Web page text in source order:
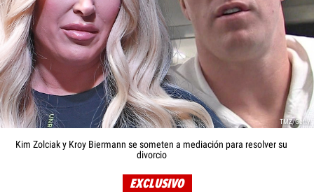
TMZ/Getty
Kim Zolciak y Kroy Biermann se someten a mediación para resolver su
divorcio
EXCLUSIVO